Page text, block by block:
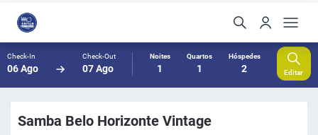
Check-In
06 Ago
Check-Out
07 Ago
Noites
1
Quartos
1
Hóspedes
2 Editar
Samba Belo Horizonte Vintage